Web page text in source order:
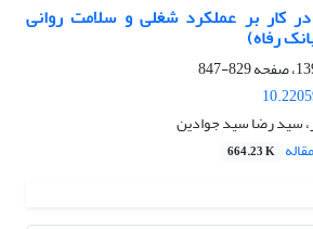
در کار بر عملکرد شغلی و سلامت روانی
رفاه)
829-847
سید رضا سید جوادین
664.23 K